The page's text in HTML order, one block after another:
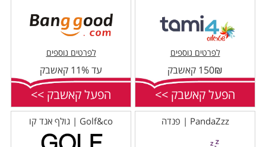
לפרטים נוספים
150₪ קאשבק
הפעל קאשבק >>
לפרטים נוספים
עד 11% קאשבק
הפעל קאשבק >>
PandaZzz | פנדה Golf&co | גולף אנד קו